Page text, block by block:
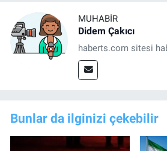
MUHABIR
Didem Çakıcı
haberts.com sitesi
Bunlar da ilginizi çekebilir